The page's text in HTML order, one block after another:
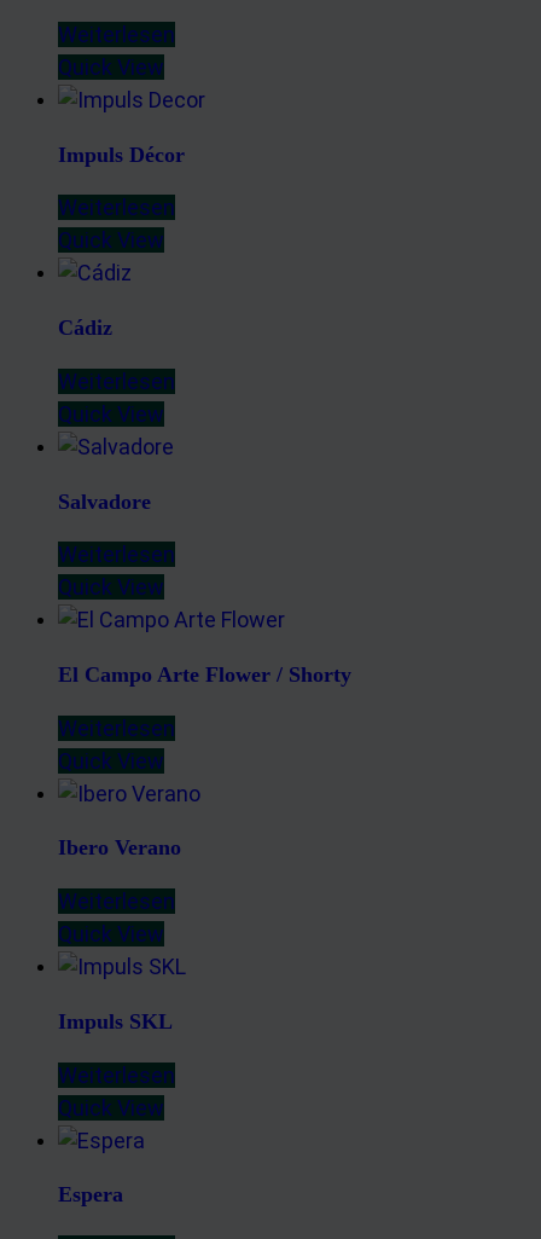
Weiterlesen
Quick View
Impuls Décor
Weiterlesen
Quick View
Cádiz
Weiterlesen
Quick View
Salvadore
Weiterlesen
Quick View
El Campo Arte Flower / Shorty
Weiterlesen
Quick View
Ibero Verano
Weiterlesen
Quick View
Impuls SKL
Weiterlesen
Quick View
Espera